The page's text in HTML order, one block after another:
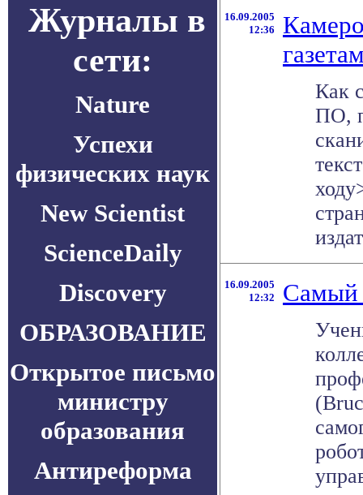
Журналы в
сети:
Nature
Успехи
физических наук
New Scientist
ScienceDaily
Discovery
ОБРАЗОВАНИЕ
Открытое письмо
министру
образования
Антиреформа
16.09.2005
12:36
Как
ПО,
16.09.2005
12:32
Самый